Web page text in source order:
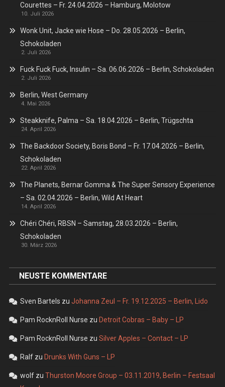
Courettes – Fr. 24.04.2026 – Hamburg, Molotow
10. Juli 2026
Wonk Unit, Jacke wie Hose – Do. 28.05.2026 – Berlin,
Schokoladen
2. Juli 2026
Fuck Fuck Fuck, Insulin – Sa. 06.06.2026 – Berlin, Schokoladen
2. Juli 2026
Berlin, West Germany
4. Mai 2026
Steakknife, Palma – Sa. 18.04.2026 – Berlin, Trügschta
24. April 2026
The Backdoor Society, Boris Bond – Fr. 17.04.2026 – Berlin,
Schokoladen
22. April 2026
The Planets, Bernar Gomma & The Super Sensory Experience
– Sa. 02.04.2026 – Berlin, Wild At Heart
14. April 2026
Chéri Chéri, RBSN – Samstag, 28.03.2026 – Berlin,
Schokoladen
30. März 2026
NEUSTE KOMMENTARE
Sven Bartels zu Johanna Zeul – Fr. 19.12.2025 – Berlin, Lido
Pam RocknRoll Nurse zu Detroit Cobras – Baby – LP
Pam RocknRoll Nurse zu Silver Apples – Contact – LP
Ralfzu Drunks With Guns – LP
wolfzu Thurston Moore Group – 03.11.2019, Berlin – Festsaal